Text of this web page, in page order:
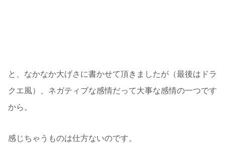
と、なかなか大げさに書かせて頂きましたが（最後はドラ
クエ風）、ネガティブな感情だって大事な感情の一つです
から。
感じちゃうものは仕方ないのです。